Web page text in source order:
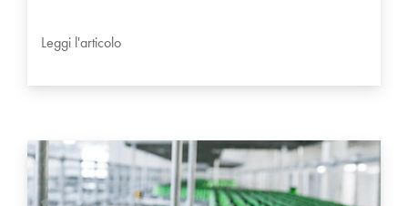
Leggi l'articolo